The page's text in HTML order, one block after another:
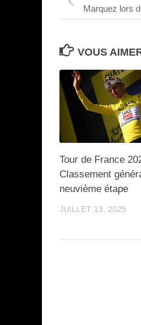
Marquez lors
VOUS
Tour de France
Classement
neuvième étape
JUILLET 13, 2025